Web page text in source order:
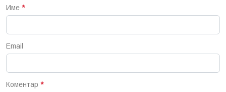
Име *
Email
Коментар *